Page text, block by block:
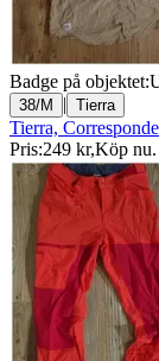
Badge på objektet:
38/M | Tierra
Tierra,
Pris:249 kr,Köp nu.